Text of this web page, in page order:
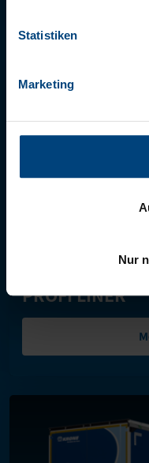
Impressum
Statistiken
Marketing
Nur
PROFI LINER